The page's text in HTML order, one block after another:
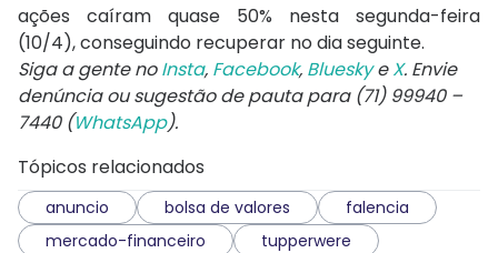
ações caíram quase 50% nesta segunda-feira
(10/4), conseguindo recuperar no dia seguinte.
Siga a gente noInsta, Facebook, BlueskyeX. Envie
denúncia ou sugestão de pauta para (71) 99940 –
7440 (WhatsApp).
Tópicos relacionados
anuncio bolsa de valores
falencia
mercado-financeiro
tupperwere